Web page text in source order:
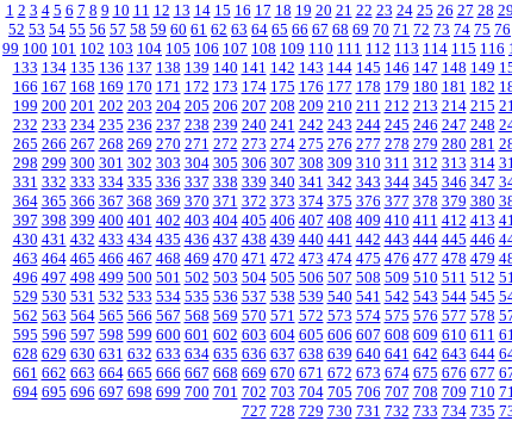
1 2 3 4 5 6 7 8 9 10 11 12 13 14 15 16 17 18 19 20 21 22 23 24 25 26 27 28 29
52 53 54 55 56 57 58 59 60 61 62 63 64 65 66 67 68 69 70 71 72 73 74 75 76
99 100 101 102 103 104 105 106 107 108 109 110 111 112 113 114 115 116
133 134 135 136 137 138 139 140 141 142 143 144 145 146 147 148 149
166 167 168 169 170 171 172 173 174 175 176 177 178 179 180 181 182
199 200 201 202 203 204 205 206 207 208 209 210 211 212 213 214 215
232 233 234 235 236 237 238 239 240 241 242 243 244 245 246 247 248
265 266 267 268 269 270 271 272 273 274 275 276 277 278 279 280 281
298 299 300 301 302 303 304 305 306 307 308 309 310 311 312 313 314
331 332 333 334 335 336 337 338 339 340 341 342 343 344 345 346 347
364 365 366 367 368 369 370 371 372 373 374 375 376 377 378 379 380
397 398 399 400 401 402 403 404 405 406 407 408 409 410 411 412 413
430 431 432 433 434 435 436 437 438 439 440 441 442 443 444 445 446
463 464 465 466 467 468 469 470 471 472 473 474 475 476 477 478 479
496 497 498 499 500 501 502 503 504 505 506 507 508 509 510 511 512
529 530 531 532 533 534 535 536 537 538 539 540 541 542 543 544 545
562 563 564 565 566 567 568 569 570 571 572 573 574 575 576 577 578
595 596 597 598 599 600 601 602 603 604 605 606 607 608 609 610 611
628 629 630 631 632 633 634 635 636 637 638 639 640 641 642 643 644
661 662 663 664 665 666 667 668 669 670 671 672 673 674 675 676 677
694 695 696 697 698 699 700 701 702 703 704 705 706 707 708 709 710
727 728 729 730 731 732 733 734 735